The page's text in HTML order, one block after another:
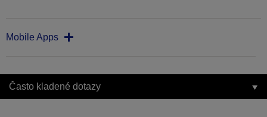
Mobile Apps
Často kladené dotazy